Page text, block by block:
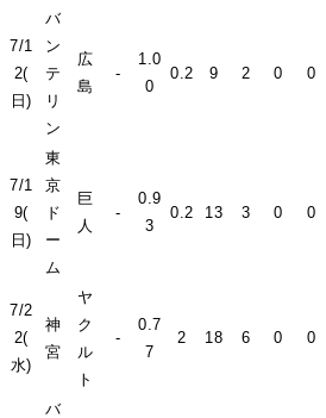
7/1
2(
日)
バ
ン
テ
リ
ン
広
島
-
1.0
0
0.2 9 2 0 0
7/1
9(
日)
東
京
ド
ー
ム
巨
人
-
0.9
3
0.2 13 3 0 0
7/2
2(
水)
神
宮
ヤ
ク
ル
ト
-
0.7
7
2 18 6 0 0
バ